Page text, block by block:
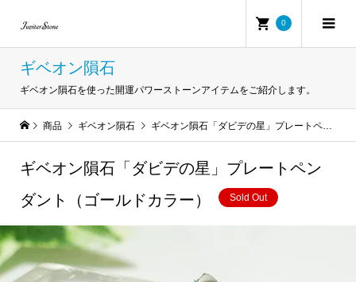
0
ギベオン隕石
ギベオン隕石を使った開運パワーストーンアイテムをご紹介します。
商品 ギベオン隕石 ギベオン隕石「ダビデの星」プレートペンダント（ゴールドカラー）
ギベオン隕石「ダビデの星」プレートペン
ダント（ゴールドカラー）
Sold Out